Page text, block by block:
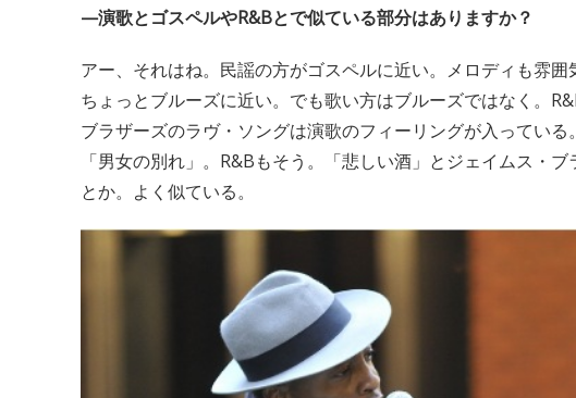
—演歌とゴスペルやR&Bとで似ている部分はありますか？
アー、それはね。民謡の方がゴスペルに近い。メロディも雰
ちょっとブルーズに近い。でも歌い方はブルーズではなく。
ブラザーズのラヴ・ソングは演歌のフィーリングが入ってい
「男女の別れ」。R&Bもそう。「悲しい酒」とジェイムス・ブ
とか。よく似ている。